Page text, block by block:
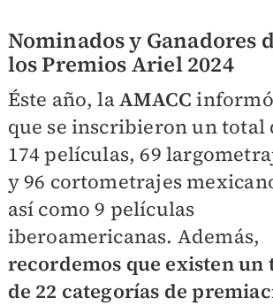
Nominados y Ganadores
los Premios Ariel 2024
Éste año, laAMACC informó
que se inscribieron un total
174 películas, 69
y 96 cortometrajes
así como 9 películas
iberoamericanas. Además,
recordemos que existen un
de 22 categorías de